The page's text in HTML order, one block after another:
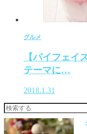
グルメ
【パイフェイ
テーマに…
2018.1.31